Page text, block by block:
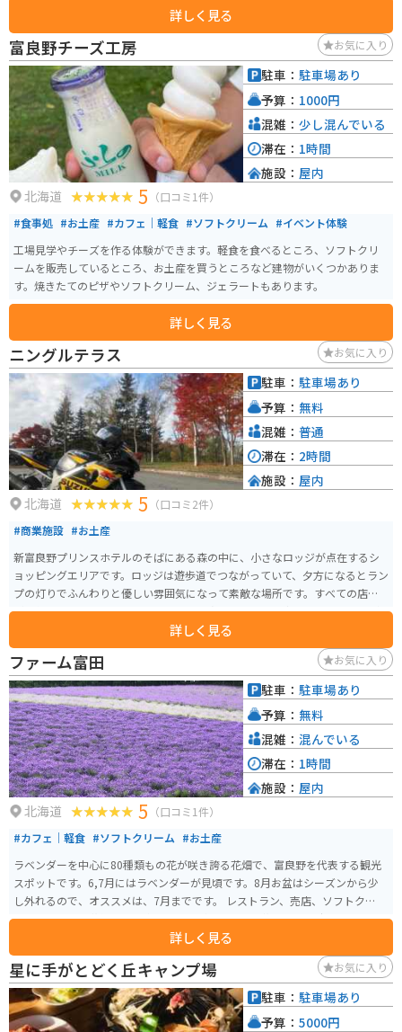
土産コーナーもあり、そこを覗くのも楽しいです。
詳しく見る
富良野チーズ工房 お気に入り
北海道 5 （口コミ1件）
#食事処 #お土産 #カフェ｜軽食 #ソフトクリーム #イベント体験
工場見学やチーズを作る体験ができます。軽食を食べるところ、ソフトクリ
ームを販売しているところ、お土産を買うところなど建物がいくつかありま
す。焼きたてのピザやソフトクリーム、ジェラートもあります。
詳しく見る
駐車： 駐車場あり
予算： 1000円
混雑： 少し混んでいる
滞在： 1時間
施設： 屋内
ニングルテラス お気に入り
北海道 5 （口コミ2件）
#商業施設 #お土産
新富良野プリンスホテルのそばにある森の中に、小さなロッジが点在するシ
ョッピングエリアです。ロッジは遊歩道でつながっていて、夕方になるとラン
プの灯りでふんわりと優しい雰囲気になって素敵な場所です。すべての店舗
が手作りのクラフトショップなので、一点物のかわいい商品を見つけるのが
楽しいです。ワークショップを開催されている店舗もあります。
詳しく見る
駐車： 駐車場あり
予算： 無料
混雑： 普通
滞在： 2時間
施設： 屋内
ファーム富田 お気に入り
北海道 5 （口コミ1件）
#カフェ｜軽食 #ソフトクリーム #お土産
ラベンダーを中心に80種類もの花が咲き誇る花畑で、富良野を代表する観光
スポットです。6,7月にはラベンダーが見頃です。8月お盆はシーズンから少
し外れるので、オススメは、7月までです。 レストラン、売店、ソフトクリー
ム、メロンとお花以外にも楽しむことができます。花の一番の時期にはかな
り混みあうので、早朝に訪れるのがベストです。
詳しく見る
駐車： 駐車場あり
予算： 無料
混雑： 混んでいる
滞在： 1時間
施設： 屋内
星に手がとどく丘キャンプ場 お気に入り
駐車： 駐車場あり
予算： 5000円